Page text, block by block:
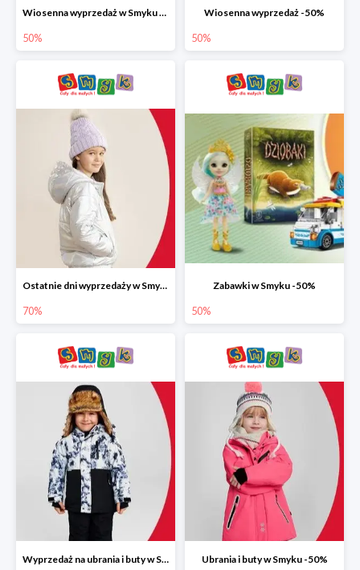
Wiosenna wyprzedaż w Smyku do -50%
50%
Wiosenna wyprzedaż -50%
50%
Ostatnie dni wyprzedaży w Smyku do -70%
70%
Zabawki w Smyku -50%
50%
Wyprzedaż na ubrania i buty w Smyku do -70% Ubrania i buty w Smyku -50%